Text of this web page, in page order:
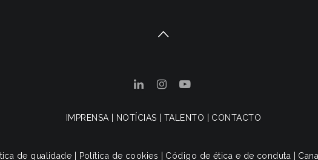
IMPRENSA NOTÍCIAS TALENTO CONTACTO
de qualidade Política de cookies Código de ética e de conduta